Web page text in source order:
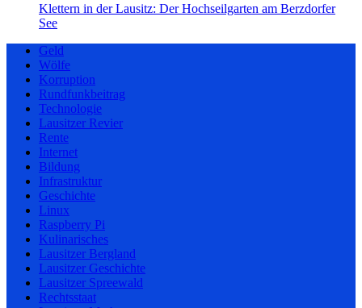
Klettern in der Lausitz: Der Hochseilgarten am Berzdorfer
See
Geld
Wölfe
Korruption
Rundfunkbeitrag
Technologie
Lausitzer Revier
Rente
Internet
Bildung
Infrastruktur
Geschichte
Linux
Raspberry Pi
Kulinarisches
Lausitzer Bergland
Lausitzer Geschichte
Lausitzer Spreewald
Rechtsstaat